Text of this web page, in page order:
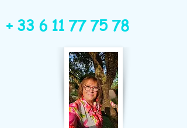
+ 33 6 11 77 75 78